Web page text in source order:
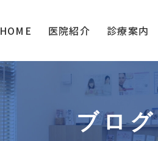
HOME 医院紹介 診療案内
ブログ